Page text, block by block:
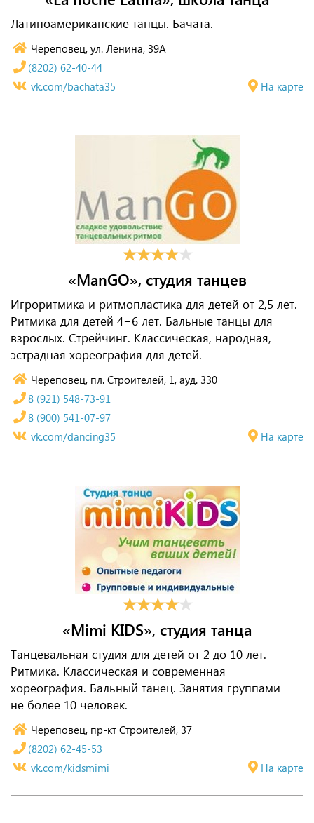
Латиноамериканские танцы. Бачата.
Череповец, ул. Ленина, 39А
На карте
(8202) 62-40-44
vk.com/bachata35
«ManGO», студия танцев
Игроритмика и ритмопластика для детей от 2,5 лет.
Ритмика для детей 4−6 лет. Бальные танцы для
взрослых. Стрейчинг. Классическая, народная,
эстрадная хореография для детей.
Череповец, пл. Строителей, 1, ауд. 330
На карте
8 (921) 548-73-91
8 (900) 541-07-97
vk.com/dancing35
«Mimi KIDS», студия танца
Танцевальная студия для детей от 2 до 10 лет.
Ритмика. Классическая и современная
хореография. Бальный танец. Занятия группами
не более 10 человек.
Череповец, пр-кт Строителей, 37
На карте
(8202) 62-45-53
vk.com/kidsmimi